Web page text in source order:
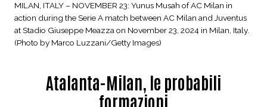
MILAN, ITALY – NOVEMBER 23: Yunus Musah of AC Milan in
action during the Serie A match between AC Milan and Juventus
at Stadio Giuseppe Meazza on November 23, 2024 in Milan, Italy.
(Photo by Marco Luzzani/Getty Images)
Atalanta-Milan, le probabili
formazioni